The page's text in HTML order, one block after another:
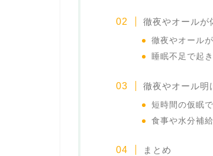
徹夜やオールが
徹夜やオール
睡眠不足で起
徹夜やオール明
短時間の仮眠
食事や水分補
まとめ